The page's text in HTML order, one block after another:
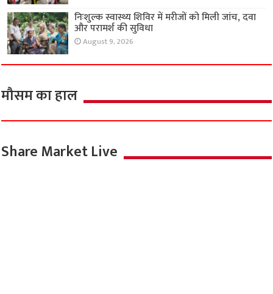
निःशुल्क स्वास्थ्य शिविर में मरीजों को मिली जांच, दवा
और परामर्श की सुविधा
August 9, 2026
मौसम का हाल
Share Market Live